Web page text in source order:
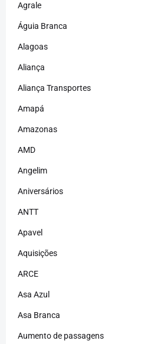
Agrale
Águia Branca
Alagoas
Aliança
Aliança Transportes
Amapá
Amazonas
AMD
Angelim
Aniversários
ANTT
Apavel
Aquisições
ARCE
Asa Azul
Asa Branca
Aumento de passagens